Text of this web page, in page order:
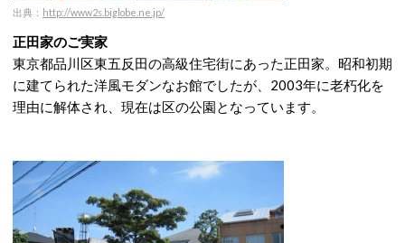
出典： http://www2s.biglobe.ne.jp/
正田家のご実家
東京都品川区東五反田の高級住宅街にあった正田家。昭和初期
に建てられた洋風モダンなお館でしたが、2003年に老朽化を
理由に解体され、現在は区の公園となっています。